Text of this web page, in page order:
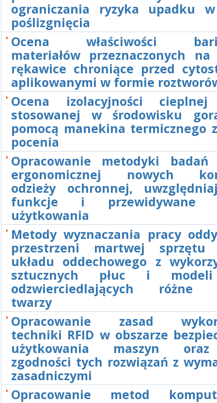
ograniczania ryzyka upadku
poślizgnięcia
Ocena właściwości
materiałów przeznaczonych
rękawice chroniące przed
aplikowanymi w formie
Ocena izolacyjności cieplnej
stosowanej w środowisku
pomocą manekina termicznego
pocenia
Opracowanie metodyki
ergonomicznej nowych
odzieży ochronnej,
funkcje i przewidywane
użytkowania
Metody wyznaczania pracy
przestrzeni martwej sprzętu
układu oddechowego z
sztucznych płuc i modeli
odzwierciedlających różne
twarzy
Opracowanie zasad
techniki RFID w obszarze
użytkowania maszyn
zgodności tych rozwiązań z
zasadniczymi
Opracowanie metod